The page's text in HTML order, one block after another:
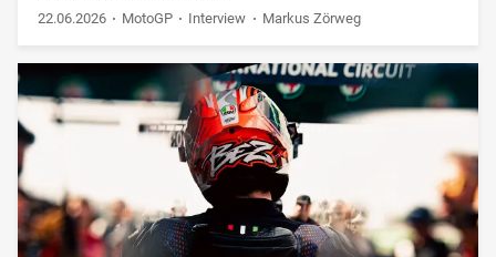
22.06.2026 MotoGP Interview Markus Zörweg